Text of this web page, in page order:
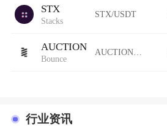
STX
Stacks
STX/USDT
AUCTION
Bounce
AUCTION/USDT
行业资讯